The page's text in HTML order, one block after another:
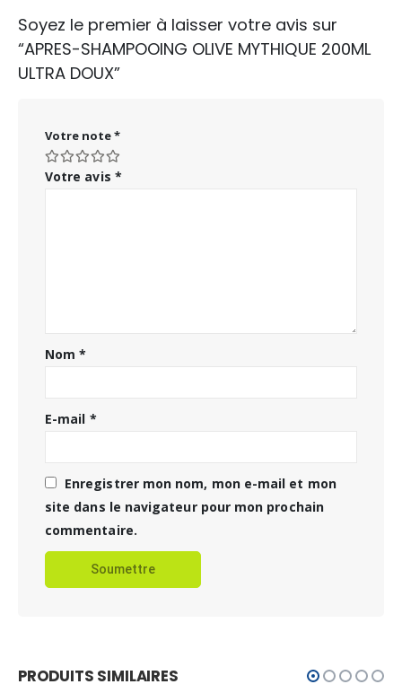
Soyez le premier à laisser votre avis sur
“APRES-SHAMPOOING OLIVE MYTHIQUE 200ML
ULTRA DOUX”
Votre note*
Votre avis *
Nom*
E-mail *
Enregistrer mon nom, mon e-mail et mon
site dans le navigateur pour mon prochain
commentaire.
PRODUITS SIMILAIRES